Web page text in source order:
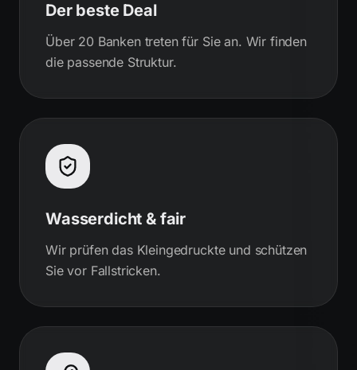
Der beste Deal
Über 20 Banken treten für Sie an. Wir finden
die passende Struktur.
Wasserdicht & fair
Wir prüfen das Kleingedruckte und schützen
Sie vor Fallstricken.